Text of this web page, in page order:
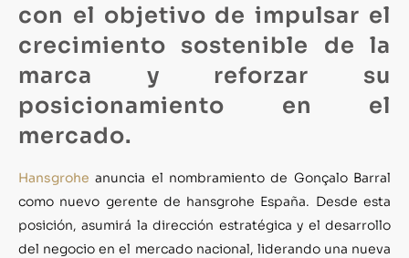
con el objetivo de impulsar el
crecimiento sostenible de la
marca y reforzar su
posicionamiento en el
mercado.
Hansgrohe anuncia el nombramiento de Gonçalo Barral
como nuevo gerente de hansgrohe España. Desde esta
posición, asumirá la dirección estratégica y el desarrollo
del negocio en el mercado nacional, liderando una nueva